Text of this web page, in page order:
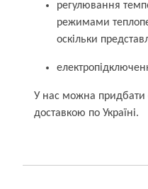
регулювання
режимами
оскільки
У нас можна придбати
доставкою по Україні.